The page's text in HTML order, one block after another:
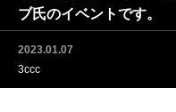
ブ氏のイベントです。
2023.01.07
3ccc